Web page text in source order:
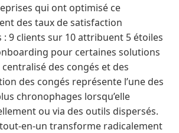
qui ont optimisé ce
des taux de satisfaction
9 clients sur 10 attribuent 5 étoiles
pour certaines solutions
des congés et des
des congés représente l’une des
chronophages lorsqu’elle
ou via des outils dispersés.
en-un transforme radicalement